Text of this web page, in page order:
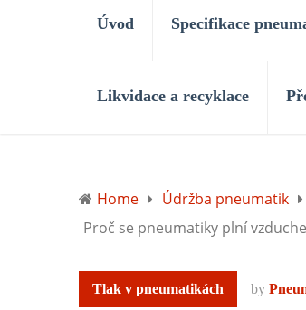
Úvod Specifikace
Likvidace a recyklace
Home Údržba pneumatik
Proč se pneumatiky plní
Tlak v pneumatikách by